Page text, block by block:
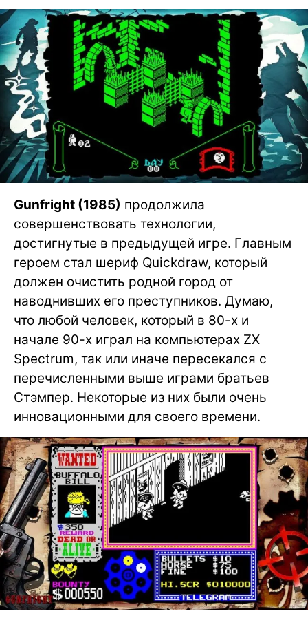
Gunfright (1985) продолжила
совершенствовать технологии,
достигнутые в предыдущей игре. Главным
героем стал шериф Quickdraw, который
должен очистить родной город от
наводнивших его преступников. Думаю,
что любой человек, который в 80-х и
начале 90-х играл на компьютерах ZX
Spectrum, так или иначе пересекался с
перечисленными выше играми братьев
Стэмпер. Некоторые из них были очень
инновационными для своего времени.